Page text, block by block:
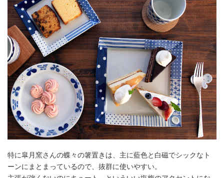
特に皐月窯さんの蝶々の箸置きは、主に藍色と白磁でシックなト
ーンにまとまっているので、抜群に使いやすい。